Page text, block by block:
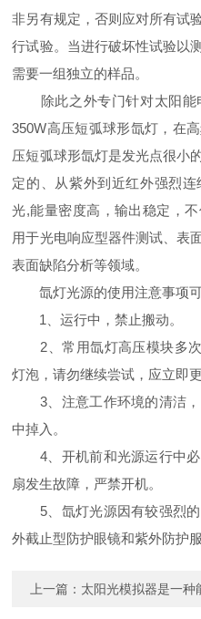
非另有规定，否则应对所有试
行试验。当进行破坏性试验以
需要一组独立的样品。
除此之外专门针对太阳能
350W高压短弧球形氙灯，在
压短弧球形氙灯是发光点很小
定的、从紫外到近红外强烈
光,能量密度高，输出稳定，
用于光电响应型器件测试、表
表面缺陷分析等领域。
氙灯光源的使用注意事项可
1、运行中，禁止搬动。
2、常用氙灯高压模块多次
灯泡，请勿继续尝试，应立即
3、注意工作环境的清洁，
中掉入。
4、开机前和光源运行中必
扇发生故障，严禁开机。
5、氙灯光源因有较强烈的
外截止型防护眼镜和紫外防护
上一篇： 太阳光模拟器是一种